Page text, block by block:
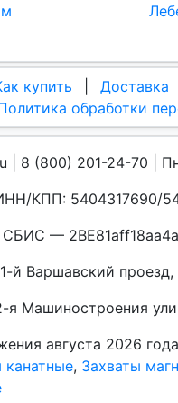
купить Доставка
обработки
| 8 (800) 201-24-70 |
КПП: 5404317690/
—
й Варшавский проезд,
я Машиностроения
августа 2026
, Захваты